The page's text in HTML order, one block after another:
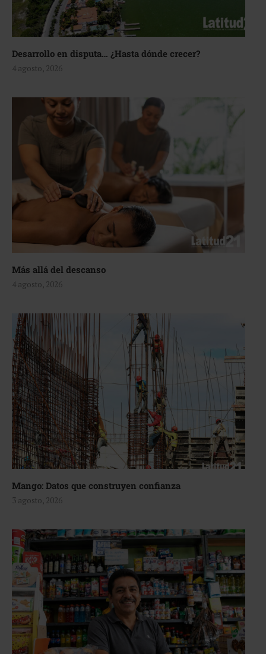
Desarrollo en disputa… ¿Hasta dónde crecer?
4 agosto, 2026
Más allá del descanso
4 agosto, 2026
Mango: Datos que construyen confianza
3 agosto, 2026